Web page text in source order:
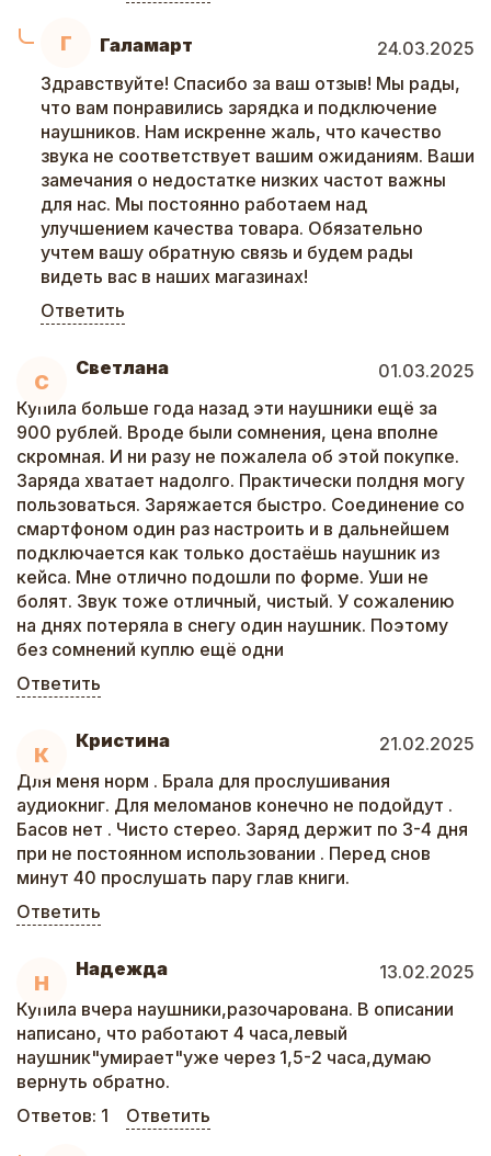
Г Галамарт
24.03.2025
Здравствуйте! Спасибо за ваш отзыв! Мы рады,
что вам понравились зарядка и подключение
наушников. Нам искренне жаль, что качество
звука не соответствует вашим ожиданиям. Ваши
замечания о недостатке низких частот важны
для нас. Мы постоянно работаем над
улучшением качества товара. Обязательно
учтем вашу обратную связь и будем рады
видеть вас в наших магазинах!
Ответить
С
Светлана
01.03.2025
Купила больше года назад эти наушники ещё за
900 рублей. Вроде были сомнения, цена вполне
скромная. И ни разу не пожалела об этой покупке.
Заряда хватает надолго. Практически полдня могу
пользоваться. Заряжается быстро. Соединение со
смартфоном один раз настроить и в дальнейшем
подключается как только достаёшь наушник из
кейса. Мне отлично подошли по форме. Уши не
болят. Звук тоже отличный, чистый. У сожалению
на днях потеряла в снегу один наушник. Поэтому
без сомнений куплю ещё одни
Ответить
К
Кристина
21.02.2025
Для меня норм . Брала для прослушивания
аудиокниг. Для меломанов конечно не подойдут .
Басов нет . Чисто стерео. Заряд держит по 3-4 дня
при не постоянном использовании . Перед снов
минут 40 прослушать пару глав книги.
Ответить
Н
Надежда
13.02.2025
Купила вчера наушники,разочарована. В описании
написано, что работают 4 часа,левый
наушник"умирает"уже через 1,5-2 часа,думаю
вернуть обратно.
Ответов: 1 Ответить